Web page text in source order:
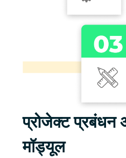
प्रोजेक्ट प्रबंधन
मॉड्यूल